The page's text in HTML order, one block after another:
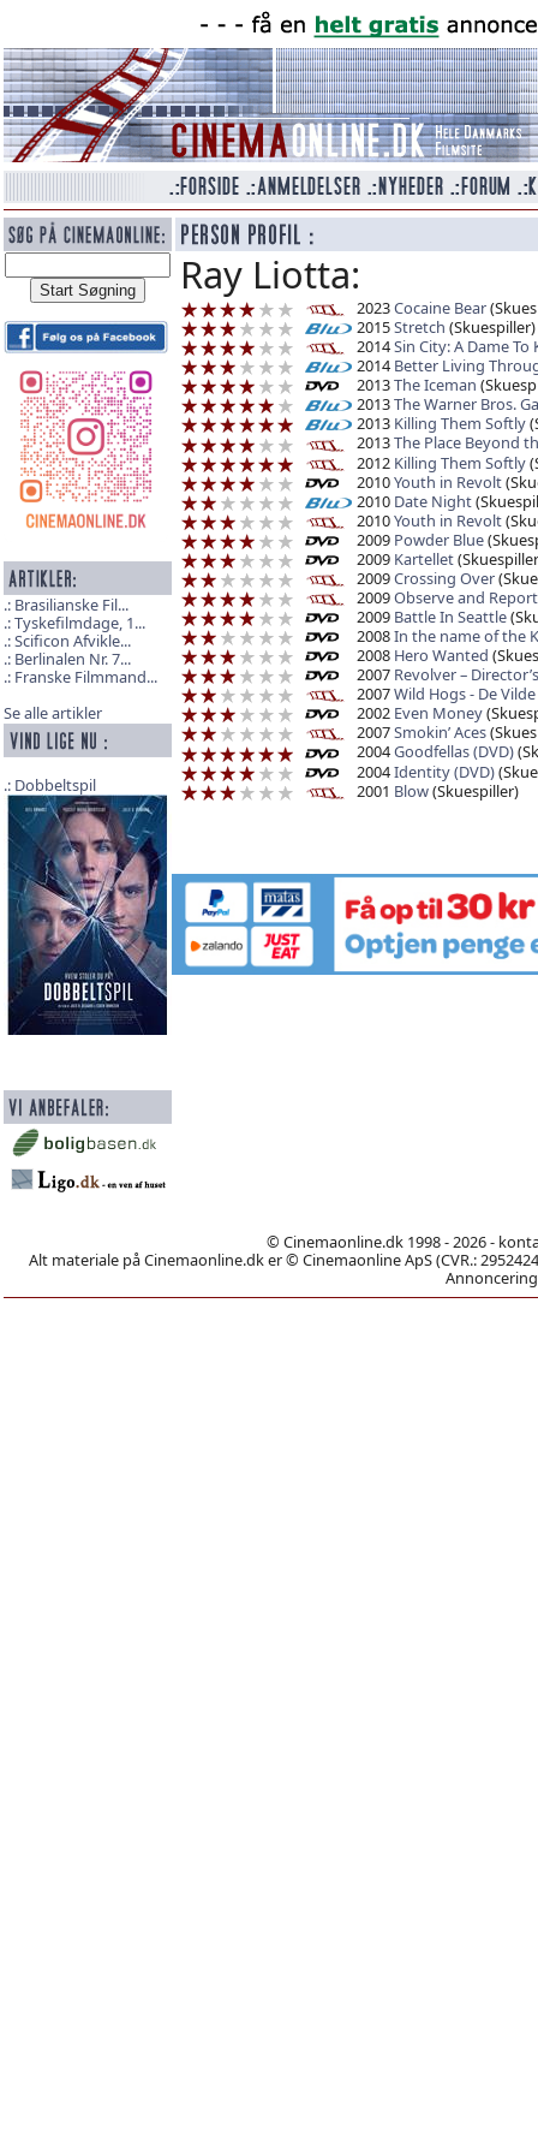
Brasilianske Fil...
Tyskefilmdage, 1...
Scificon Afvikle...
Berlinalen Nr. 7...
Franske Filmmand...
Se alle artikler
Dobbeltspil
Ray Liotta:
2023Cocaine Bear
2015Stretch (Skuespiller)
2014Sin City: A Dame To
2014 Better Living
2013The Iceman
2013The Warner Bros.
2013 Killing Them Softly
2013The Place Beyond
2012 Killing Them Softly
2010Youth in Revolt
2010 Date Night
2010Youth in Revolt
2009 Powder Blue
2009 Kartellet
2009Crossing Over
2009Observe and Report
2009 Battle In Seattle
2008In the name of the
2008 Hero Wanted
2007 Revolver –
2007Wild Hogs - De
2002 Even Money
2007Smokin’ Aces
2004Goodfellas (DVD)
2004Identity (DVD)
2001 Blow(Skuespiller)
© Cinemaonline.dk 1998 - 2026 -
Alt materiale på Cinemaonline.dk er © Cinemaonline ApS (CVR.: